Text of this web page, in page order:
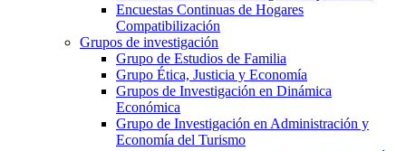
Encuestas Continuas de Hogares
Compatibilización
Grupos de investigación
Grupo de Estudios de Familia
Grupo Ética, Justicia y Economía
Grupos de Investigación en Dinámica
Económica
Grupo de Investigación en Administración y
Economía del Turismo